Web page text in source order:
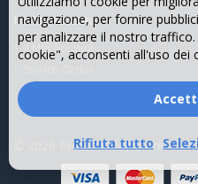
Il Mio Account
Il Mio Account
© 2026 Protatiliadattatore.it. All
navigazione, per fornire
per analizzare il nostro
cookie", acconsenti all'uso dei
Rifiuta tutto